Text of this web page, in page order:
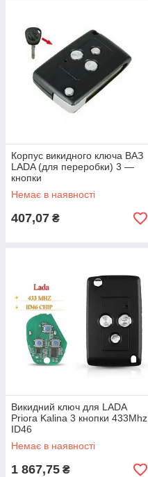
Корпус викидного ключа ВАЗ
LADA (для переробки) 3 —
кнопки
Немає в наявності
407,07 ₴
Викидний ключ для LADA
Priora Kalina 3 кнопки 433Mhz
ID46
Немає в наявності
1 867,75 ₴